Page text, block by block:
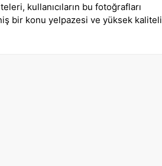
kullanıcıların bu fotoğrafları
bir konu yelpazesi ve yüksek kaliteli